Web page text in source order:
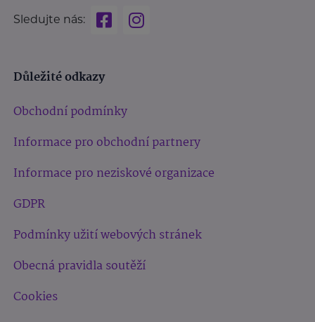
Sledujte nás:
Důležité odkazy
Obchodní podmínky
Informace pro obchodní partnery
Informace pro neziskové organizace
GDPR
Podmínky užití webových stránek
Obecná pravidla soutěží
Cookies